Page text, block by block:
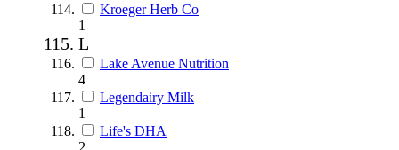
Kroeger Herb Co
1
L
Lake Avenue Nutrition
4
Legendairy Milk
1
Life's DHA
2